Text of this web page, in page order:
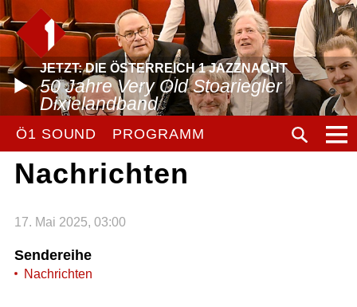
JETZT: DIE ÖSTERREICH 1 JAZZNACHT
50 Jahre Very Old Stoariegler
Dixielandband
Ö1 SOUND PROGRAMM
Nachrichten
17. Mai 2025, 03:00
Sendereihe
Nachrichten